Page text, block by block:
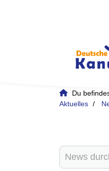
Du
Aktuelles